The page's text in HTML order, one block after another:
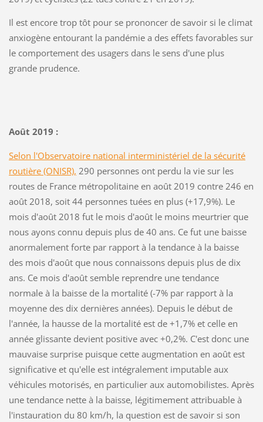
Il est encore trop tôt pour se prononcer de savoir si le climat
anxiogène entourant la pandémie a des effets favorables sur
le comportement des usagers dans le sens d'une plus
grande prudence.
Août 2019 :
Selon l'Observatoire national interministériel de la sécurité
routière (ONISR), 290 personnes ont perdu la vie sur les
routes de France métropolitaine en août 2019 contre 246 en
août 2018, soit 44 personnes tuées en plus (+17,9%). Le
mois d'août 2018 fut le mois d'août le moins meurtrier que
nous ayons connu depuis plus de 40 ans. Ce fut une baisse
anormalement forte par rapport à la tendance à la baisse
des mois d'août que nous connaissons depuis plus de dix
ans. Ce mois d'août semble reprendre une tendance
normale à la baisse de la mortalité (-7% par rapport à la
moyenne des dix dernières années). Depuis le début de
l'année, la hausse de la mortalité est de +1,7% et celle en
année glissante devient positive avec +0,2%. C'est donc une
mauvaise surprise puisque cette augmentation en août est
significative et qu'elle est intégralement imputable aux
véhicules motorisés, en particulier aux automobilistes. Après
une tendance nette à la baisse, légitimement attribuable à
l'instauration du 80 km/h, la question est de savoir si son